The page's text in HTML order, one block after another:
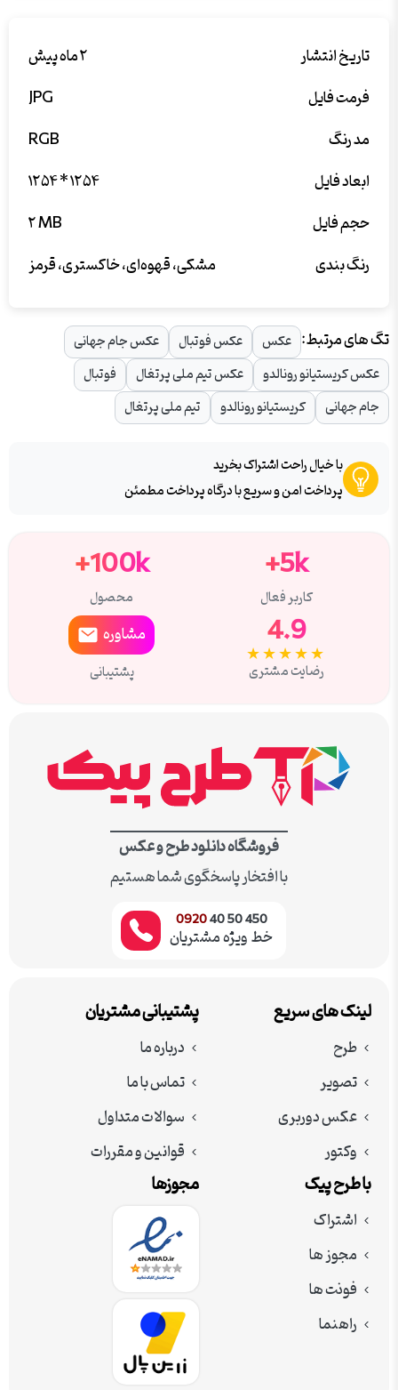
تاریخ انتشار
۲ ماه پیش
فرمت فایل
JPG
مد رنگ
RGB
ابعاد فایل
۱۲۵۴ * ۱۲۵۴
حجم فایل
۲ MB
رنگ بندی
مشکی، قهوه‌ای، خاکستری، قرمز
تگ های مرتبط: عکس عکس فوتبال
عکس جام جهانی
عکس کریستیانو رونالدو
عکس تیم ملی پرتغال
فوتبال
جام جهانی
کریستیانو رونالدو تیم ملی پرتغال
با خیال راحت اشتراک بخرید
پرداخت امن و سریع با درگاه پرداخت مطمئن
5k+
کاربر فعال
100k+
محصول
4.9
★★★★★
رضایت مشتری
مشاوره
پشتیبانی
فروشگاه دانلود طرح و عکس
با افتخار پاسخگوی شما هستیم
450 50 40
0920
خط ویژه مشتریان
لینک های سریع
طرح
تصویر
عکس دوربری
وکتور
پشتیبانی مشتریان
درباره ما
تماس با ما
سوالات متداول
قوانین و مقررات
با طرح پیک
اشتراک
مجوز ها
فونت ها
راهنما
مجوزها